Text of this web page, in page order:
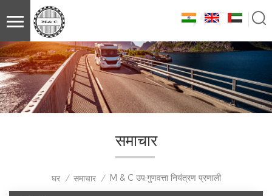
समाचार
घर / समाचार / M & C उप:गुणवत्ता नियंत्रण प्रणाली